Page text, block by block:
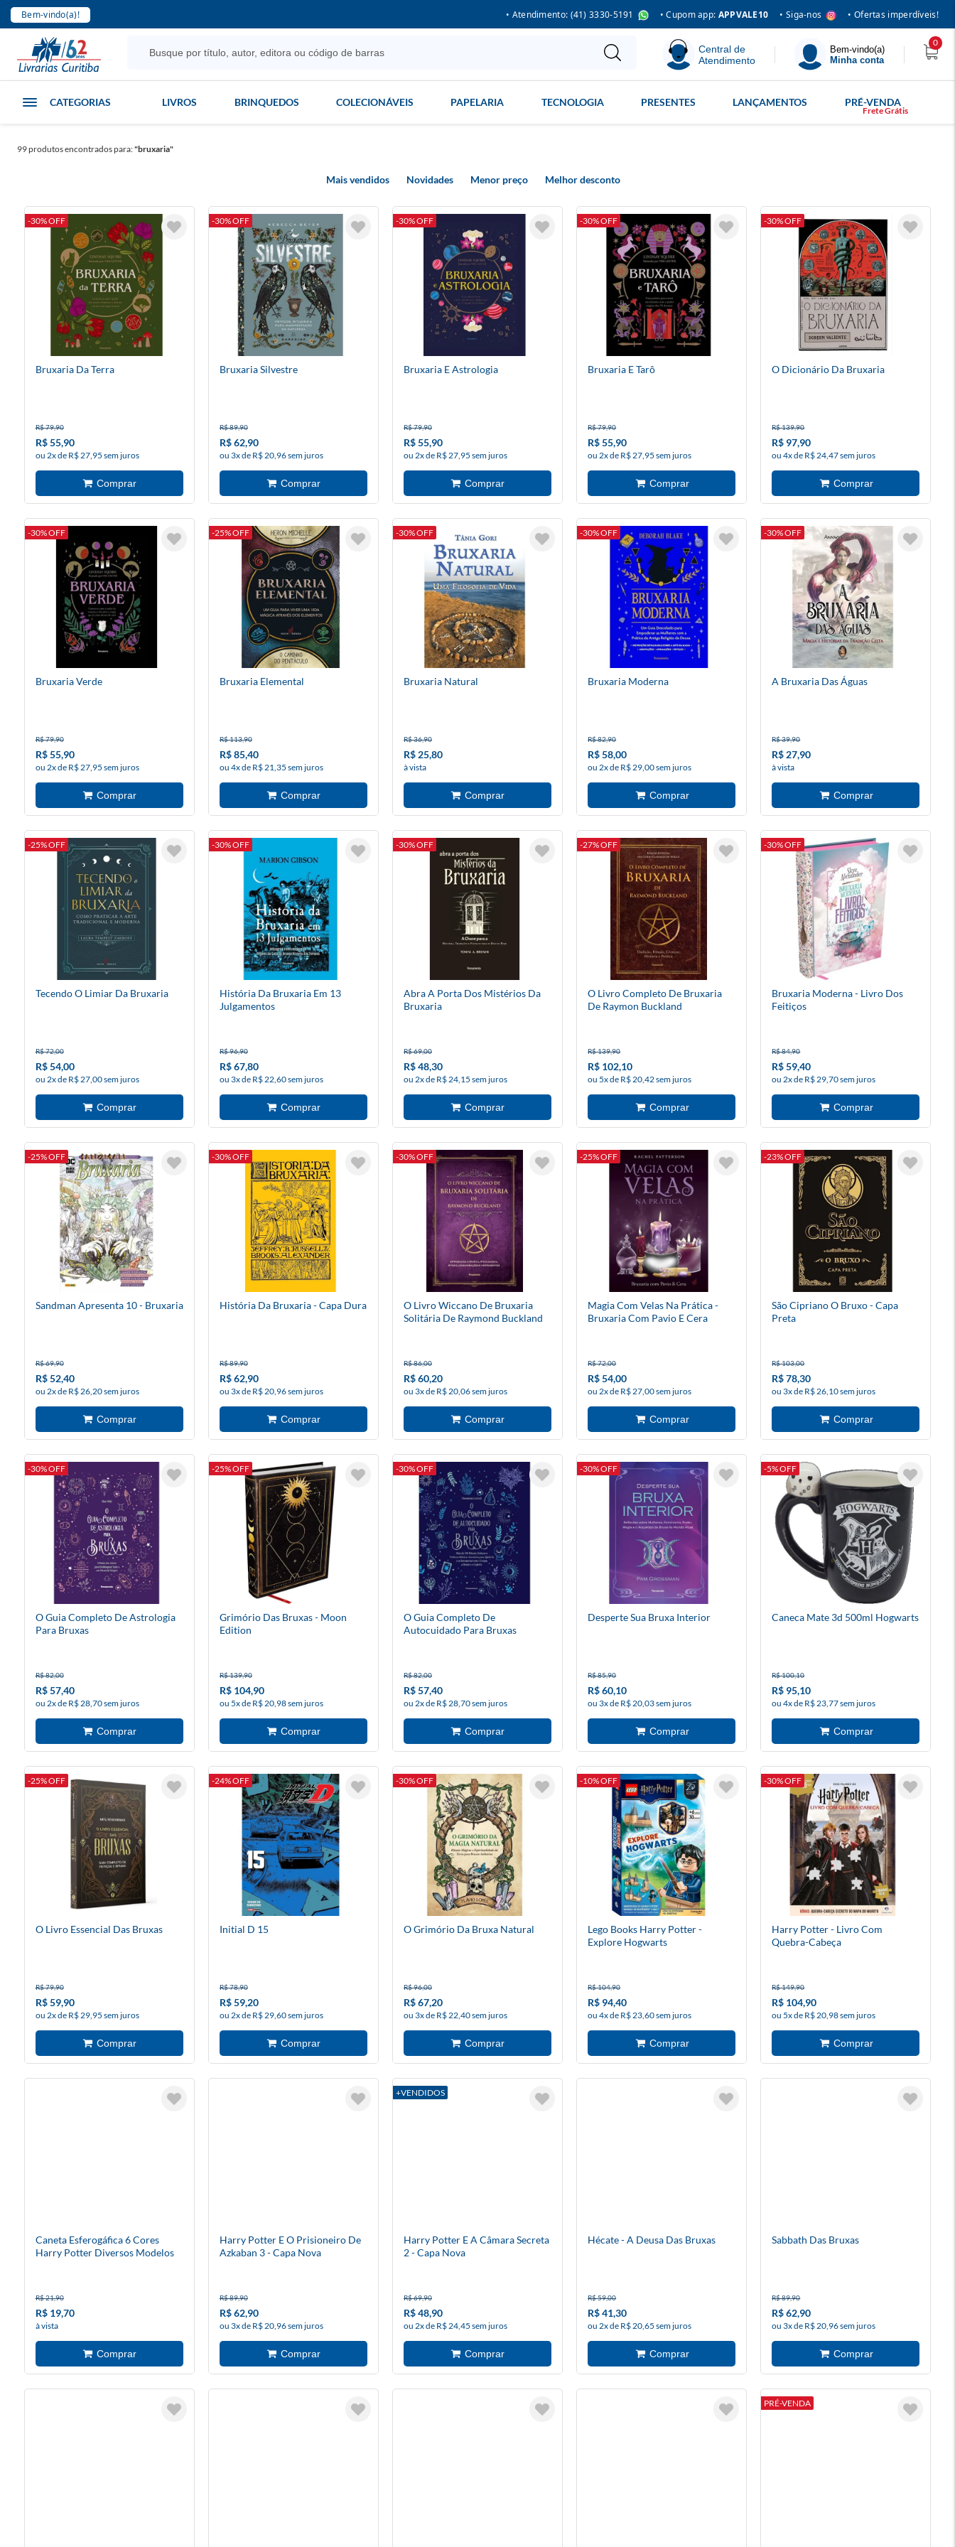
Bem-vindo(a)! • Atendimento: (41) 3330-5191 • Cupom app: APPVALE10 • Siga-nos • Ofertas imperdíveis!
Central de
Atendimento
Bem-vindo(a)
Minha conta
0
CATEGORIAS LIVROS BRINQUEDOS COLECIONÁVEIS PAPELARIA TECNOLOGIA PRESENTES LANÇAMENTOS PRÉ-VENDA
99produtos encontrados para:"bruxaria"
Mais vendidos Novidades Menor preço Melhor desconto
-30% OFF
Bruxaria Da Terra
R$ 79,90
R$ 55,90
ou 2x de R$ 27,95 sem juros
-30% OFF
Bruxaria Silvestre
R$ 89,90
R$ 62,90
ou 3x de R$ 20,96 sem juros
-30% OFF
Bruxaria E Astrologia
R$ 79,90
R$ 55,90
ou 2x de R$ 27,95 sem juros
-30% OFF
Bruxaria E Tarô
R$ 79,90
R$ 55,90
ou 2x de R$ 27,95 sem juros
-30% OFF
O Dicionário Da Bruxaria
R$ 139,90
R$ 97,90
ou 4x de R$ 24,47 sem juros
-30% OFF
Bruxaria Verde
R$ 79,90
R$ 55,90
ou 2x de R$ 27,95 sem juros
-25% OFF
Bruxaria Elemental
R$ 113,90
R$ 85,40
ou 4x de R$ 21,35 sem juros
-30% OFF
Bruxaria Natural
R$ 36,90
R$ 25,80
à vista
-30% OFF
Bruxaria Moderna
R$ 82,90
R$ 58,00
ou 2x de R$ 29,00 sem juros
-30% OFF
A Bruxaria Das Águas
R$ 39,90
R$ 27,90
à vista
-25% OFF
Tecendo O Limiar Da Bruxaria
R$ 72,00
R$ 54,00
ou 2x de R$ 27,00 sem juros
-30% OFF
História Da Bruxaria Em 13
Julgamentos
R$ 96,90
R$ 67,80
ou 3x de R$ 22,60 sem juros
-30% OFF
Abra A Porta Dos Mistérios Da
Bruxaria
R$ 69,00
R$ 48,30
ou 2x de R$ 24,15 sem juros
-27% OFF
O Livro Completo De Bruxaria
De Raymon Buckland
R$ 139,90
R$ 102,10
ou 5x de R$ 20,42 sem juros
-30% OFF
Bruxaria Moderna - Livro Dos
Feitiços
R$ 84,90
R$ 59,40
ou 2x de R$ 29,70 sem juros
-25% OFF
Sandman Apresenta 10 - Bruxaria
R$ 69,90
R$ 52,40
ou 2x de R$ 26,20 sem juros
-30% OFF
História Da Bruxaria - Capa Dura
R$ 89,90
R$ 62,90
ou 3x de R$ 20,96 sem juros
-30% OFF
O Livro Wiccano De Bruxaria
Solitária De Raymond Buckland
R$ 86,00
R$ 60,20
ou 3x de R$ 20,06 sem juros
-25% OFF
Magia Com Velas Na Prática -
Bruxaria Com Pavio E Cera
R$ 72,00
R$ 54,00
ou 2x de R$ 27,00 sem juros
-23% OFF
São Cipriano O Bruxo - Capa
Preta
R$ 103,00
R$ 78,30
ou 3x de R$ 26,10 sem juros
-30% OFF
O Guia Completo De Astrologia
Para Bruxas
R$ 82,00
R$ 57,40
ou 2x de R$ 28,70 sem juros
-25% OFF
Grimório Das Bruxas - Moon
Edition
R$ 139,90
R$ 104,90
ou 5x de R$ 20,98 sem juros
-30% OFF
O Guia Completo De
Autocuidado Para Bruxas
R$ 82,00
R$ 57,40
ou 2x de R$ 28,70 sem juros
-30% OFF
Desperte Sua Bruxa Interior
R$ 85,90
R$ 60,10
ou 3x de R$ 20,03 sem juros
-5% OFF
Caneca Mate 3d 500ml Hogwarts
R$ 100,10
R$ 95,10
ou 4x de R$ 23,77 sem juros
-25% OFF
O Livro Essencial Das Bruxas
R$ 79,90
R$ 59,90
ou 2x de R$ 29,95 sem juros
-24% OFF
Initial D 15
R$ 78,90
R$ 59,20
ou 2x de R$ 29,60 sem juros
-30% OFF
O Grimório Da Bruxa Natural
R$ 96,00
R$ 67,20
ou 3x de R$ 22,40 sem juros
-10% OFF
Lego Books Harry Potter -
Explore Hogwarts
R$ 104,90
R$ 94,40
ou 4x de R$ 23,60 sem juros
-30% OFF
Harry Potter - Livro Com
Quebra-Cabeça
R$ 149,90
R$ 104,90
ou 5x de R$ 20,98 sem juros
Caneta Esferogáfica 6 Cores
Harry Potter Diversos Modelos
R$ 21,90
R$ 19,70
à vista
Harry Potter E O Prisioneiro De
Azkaban 3 - Capa Nova
R$ 89,90
R$ 62,90
ou 3x de R$ 20,96 sem juros
+VENDIDOS
Harry Potter E A Câmara Secreta
2 - Capa Nova
R$ 69,90
R$ 48,90
ou 2x de R$ 24,45 sem juros
Hécate - A Deusa Das Bruxas
R$ 59,00
R$ 41,30
ou 2x de R$ 20,65 sem juros
Sabbath Das Bruxas
R$ 89,90
R$ 62,90
ou 3x de R$ 20,96 sem juros
PRÉ-VENDA